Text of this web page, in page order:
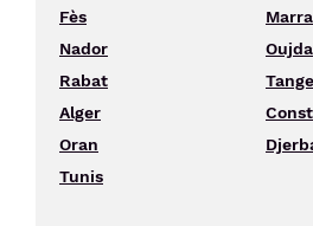
Fès
Nador
Oujda
Rabat
Alger
Oran
Tunis